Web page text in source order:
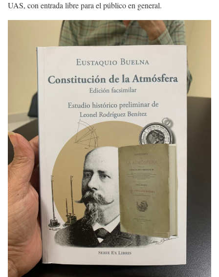
UAS, con entrada libre para el público en general.